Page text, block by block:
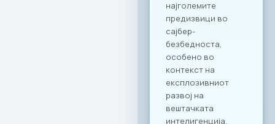
повластени услови
кои се внимателно
одговорат на
потребите на
современиот ИКТ
сектор. Оваа
опфаќа сите